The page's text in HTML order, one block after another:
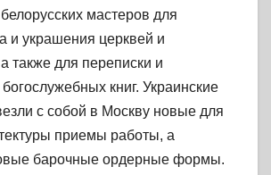
мастеров для
и украшения церквей и
также для переписки и
книг. Украинские
с собой в Москву новые для
приемы работы, а
барочные ордерные формы.